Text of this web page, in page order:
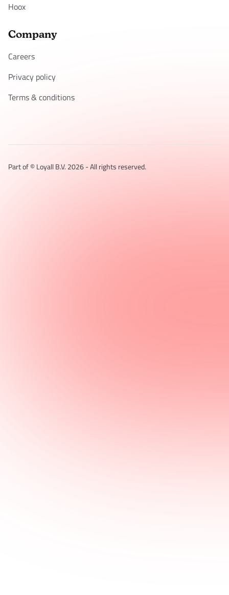
Hoox
Company
Careers
Privacy policy
Terms & conditions
Part of © Loyall B.V. 2026 - All rights reserved.